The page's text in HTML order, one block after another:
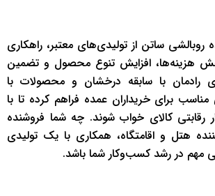
روبالشی ساتن از تولیدی‌های معتبر، راهکاری
هزینه‌ها، افزایش تنوع محصول و تضمین
رادمان با سابقه درخشان و محصولات با
برای خریداران عمده فراهم کرده تا با
رقابتی کالای خواب شوند. چه شما فروشنده
هتل و اقامتگاه، همکاری با یک تولیدی
مهم در رشد کسب‌وکار شما باشد.